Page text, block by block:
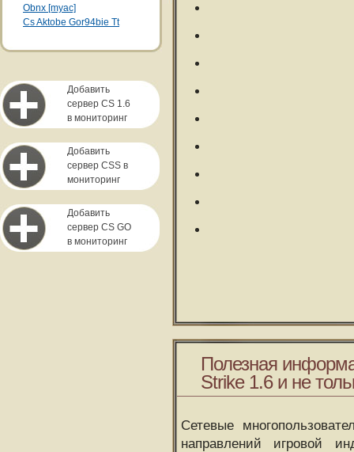
Obnx [myac]
Cs Aktobe Gor94bie Tt
Добавить
сервер CS 1.6
в мониторинг
Добавить
сервер CSS в
мониторинг
Добавить
сервер CS GO
в мониторинг
Полезная
Strike 1.6 и не
Сетевые
направлений игровой